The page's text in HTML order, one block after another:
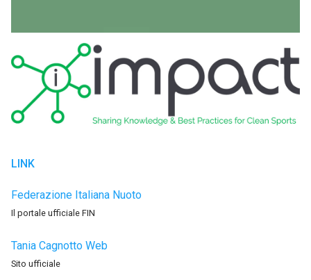
LINK
Federazione Italiana Nuoto
Il portale ufficiale FIN
Tania Cagnotto Web
Sito ufficiale